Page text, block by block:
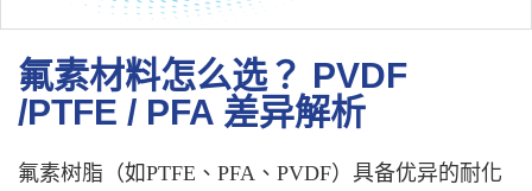
氟素材料怎么选？ PVDF
/PTFE / PFA 差异解析
氟素树脂（如PTFE、PFA、PVDF）具备优异的耐化